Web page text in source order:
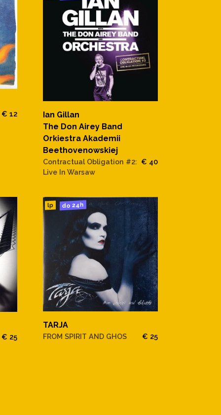
€ 12
Ian Gillan
The Don Airey Band
Orkiestra Akademii
Beethovenowskiej
Contractual Obligation #2:
Live In Warsaw
€ 40
€ 25
lp do 24h
TARJA
FROM SPIRIT AND GHOS € 25